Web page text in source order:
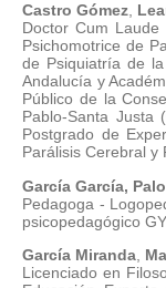
Castro Gómez
Doctor Cum
Psichomotrice de
de Psiquiatría de
Andalucía y
Público de la
Pablo-Santa
Postgrado de
Parálisis Cerebral y
García García,
Pedagoga -
psicopedagógico
García Miranda
Licenciado en